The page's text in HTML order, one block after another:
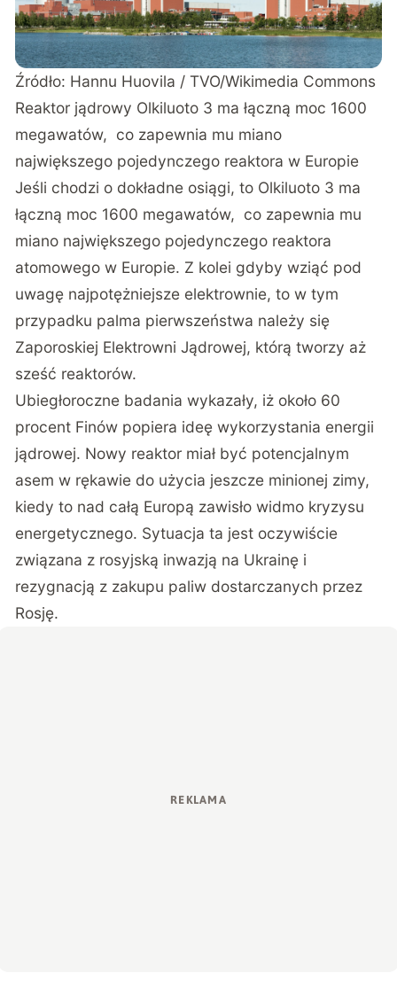
Źródło: Hannu Huovila / TVO/Wikimedia Commons
Reaktor jądrowy Olkiluoto 3 ma łączną moc 1600
megawatów, co zapewnia mu miano
największego pojedynczego reaktora w Europie
Jeśli chodzi o dokładne osiągi, to Olkiluoto 3 ma
łączną moc 1600 megawatów, co zapewnia mu
miano największego pojedynczego reaktora
atomowego w Europie. Z kolei gdyby wziąć pod
uwagę najpotężniejsze elektrownie, to w tym
przypadku palma pierwszeństwa należy się
Zaporoskiej Elektrowni Jądrowej, którą tworzy aż
sześć reaktorów.
Ubiegłoroczne badania wykazały, iż około 60
procent Finów popiera ideę wykorzystania energii
jądrowej. Nowy reaktor miał być potencjalnym
asem w rękawie do użycia jeszcze minionej zimy,
kiedy to nad całą Europą zawisło widmo kryzysu
energetycznego. Sytuacja ta jest oczywiście
związana z rosyjską inwazją na Ukrainę i
rezygnacją z zakupu paliw dostarczanych przez
Rosję.